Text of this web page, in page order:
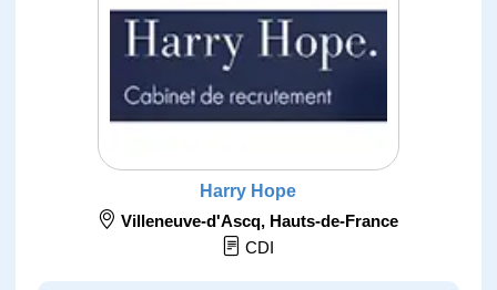
Harry Hope
Villeneuve-d'Ascq, Hauts-de-France
CDI